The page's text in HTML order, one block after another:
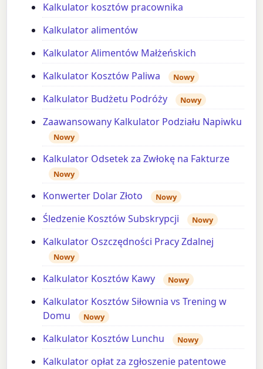
Kalkulator kosztów pracownika
Kalkulator alimentów
Kalkulator Alimentów Małżeńskich
Kalkulator Kosztów Paliwa
Nowy
Kalkulator Budżetu Podróży Nowy
Zaawansowany Kalkulator Podziału Napiwku
Nowy
Kalkulator Odsetek za Zwłokę na Fakturze
Nowy
Konwerter Dolar Złoto Nowy
Śledzenie Kosztów Subskrypcji Nowy
Kalkulator Oszczędności Pracy Zdalnej
Nowy
Kalkulator Kosztów Kawy Nowy
Kalkulator Kosztów Siłownia vs Trening w
Domu
Nowy
Kalkulator Kosztów Lunchu Nowy
Kalkulator opłat za zgłoszenie patentowe